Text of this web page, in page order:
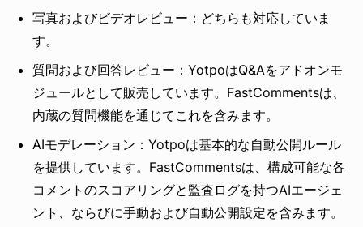
写真およびビデオレビュー：どちらも対応していま
す。
質問および回答レビュー：YotpoはQ&Aをアドオンモ
ジュールとして販売しています。FastCommentsは、
内蔵の質問機能を通じてこれを含みます。
AIモデレーション：Yotpoは基本的な自動公開ルール
を提供しています。FastCommentsは、構成可能な各
コメントのスコアリングと監査ログを持つAIエージェ
ント、ならびに手動および自動公開設定を含みます。